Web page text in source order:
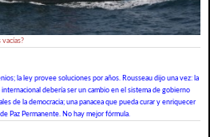
vacías?
la ley provee soluciones por años. Rousseau dijo una vez: la
debería ser un cambio en el sistema de gobierno
de la democracia; una panacea que pueda curar y enriquecer
Paz Permanente. No hay mejor fórmula.